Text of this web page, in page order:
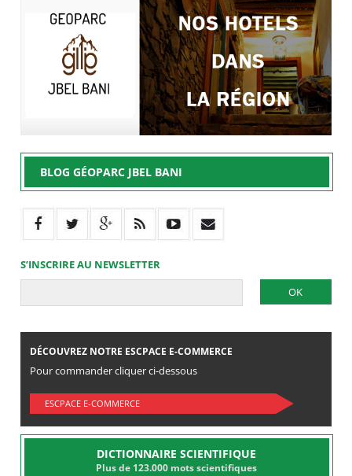
BLOG GÉOPARC JBEL BANI
S’INSCRIRE AU NEWSLETTER
DÉCOUVREZ NOTRE ESCPACE E-COMMERCE
Pour commander cliquer ci-dessous
ESCPACE E-COMMERCE
DICTIONNAIRE SCIENTIFIQUE
Plus de 123.000 mots scientifiques